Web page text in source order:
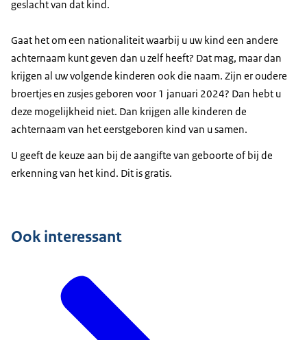
het College donorgegevens kunstmatige bevruchting
(Cdkb).
Wilt u dat uw kind de achternaam van de
geboortemoeder krijgt? Dan moet u dat samen laten
vastleggen bij de burgerlijke stand.
Als u als duomoeder het kind wilt adopteren dan
adoptieprocedure vastleggen, maar u kunt dit dus
de adoptieprocedure afgemaakt is. Dan krijgt het
kind alvast de achternaam van de duomoeder nog
voordat de duomoeder als moeder op de
geboorteakte komt.
geslacht van dat kind.
Gaat het om een nationaliteit waarbij u uw kind een andere
achternaam kunt geven dan u zelf heeft? Dat mag, maar dan
krijgen al uw volgende kinderen ook die naam. Zijn er oudere
broertjes en zusjes geboren voor 1 januari 2024? Dan hebt u
deze mogelijkheid niet. Dan krijgen alle kinderen de
achternaam van het eerstgeboren kind van u samen.
U geeft de keuze aan bij de aangifte van geboorte of bij de
erkenning van het kind. Dit is gratis.
Ook interessant